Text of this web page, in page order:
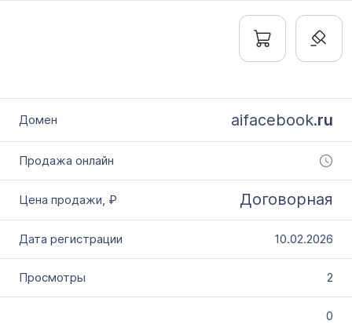
aifacebook.ru
Договорная
10.02.2026
2
0